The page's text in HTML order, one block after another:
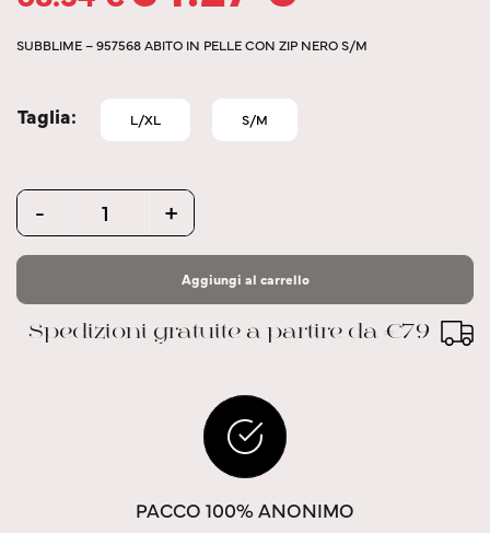
SUBBLIME – 957568 ABITO IN PELLE CON ZIP NERO S/M
Taglia L/XL S/M
Quantity
- +
Aggiungi al carrello
Spedizioni gratuite a partire da €79
PACCO 100% ANONIMO